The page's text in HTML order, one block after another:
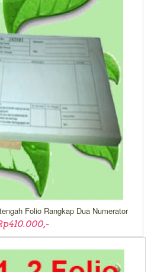
Folio Rangkap Dua Numerator